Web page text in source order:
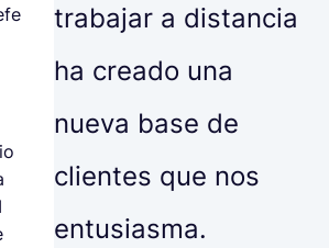
trabajar a distancia
ha creado una
nueva base de
clientes que nos
entusiasma.